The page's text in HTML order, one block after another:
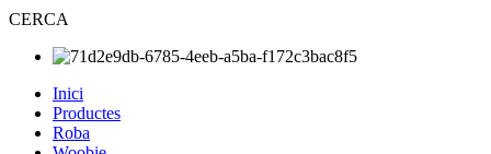
CERCA
Inici
Productes
Roba